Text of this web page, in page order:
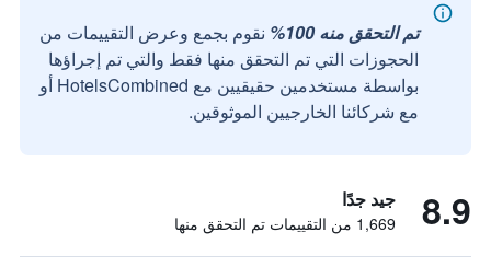
تم التحقق منه 100%
نقوم بجمع وعرض التقييمات من
الحجوزات التي تم التحقق منها فقط والتي تم إجراؤها
بواسطة مستخدمين حقيقيين مع HotelsCombined أو
مع شركائنا الخارجيين الموثوقين.
8.9 جيد جدًا
1,669 من التقييمات تم التحقق منها